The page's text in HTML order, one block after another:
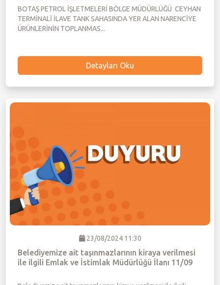
TOPLANMASI VE SATIŞI İLANI Ekim 2024
BOTAŞ PETROL İŞLETMELERİ BÖLGE MÜDÜRLÜĞÜ CEYHAN
TERMİNALİ İLAVE TANK SAHASINDA YER ALAN NARENCİYE
ÜRÜNLERİNİN TOPLANMAS...
Detayları Oku
23/08/2024 11:30
Belediyemize ait taşınmazlarının kiraya verilmesi
ile ilgili Emlak ve İstimlak Müdürlüğü İlanı 11/09